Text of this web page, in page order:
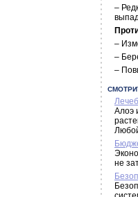
–
–
–
–
Алоэ
не